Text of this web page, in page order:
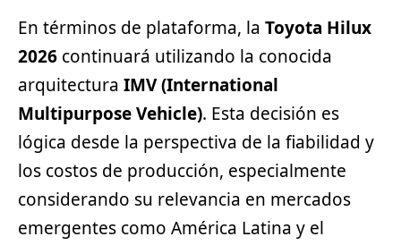
En términos de plataforma, la Toyota Hilux
2026 continuará utilizando la conocida
arquitectura IMV (International
Multipurpose Vehicle). Esta decisión es
lógica desde la perspectiva de la fiabilidad y
los costos de producción, especialmente
considerando su relevancia en mercados
emergentes como América Latina y el